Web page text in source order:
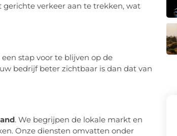
gerichte verkeer aan te trekken, wat
stap voor te blijven op de
bedrijf beter zichtbaar is dan dat van
. We begrijpen de lokale markt en
Onze diensten omvatten onder